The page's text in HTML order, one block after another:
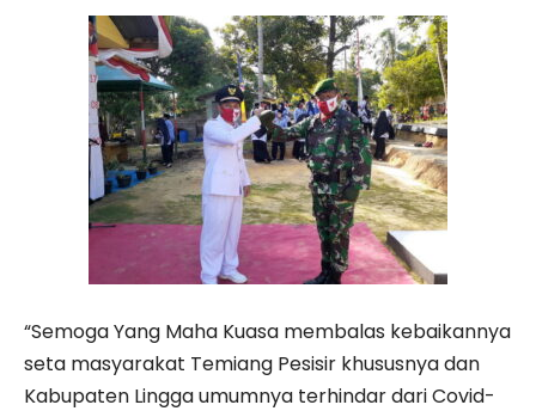
“Semoga Yang Maha Kuasa membalas kebaikannya
seta masyarakat Temiang Pesisir khususnya dan
Kabupaten Lingga umumnya terhindar dari Covid-